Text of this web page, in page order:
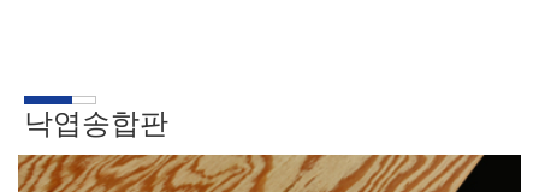
낙엽송합판